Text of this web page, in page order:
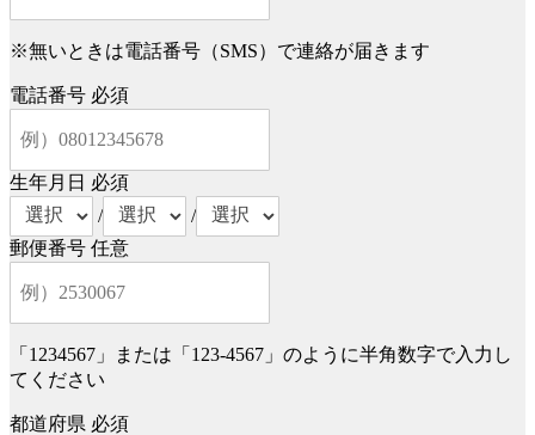
※無いときは電話番号（SMS）で連絡が届きます
電話番号 必須
生年月日 必須
/
/
郵便番号 任意
「1234567」または「123-4567」のように半角数字で入力し
てください
都道府県 必須